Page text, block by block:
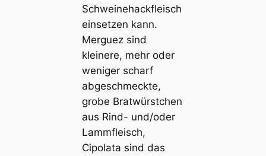
Schweinehackfleisch
einsetzen kann.
Merguez sind
kleinere, mehr oder
weniger scharf
abgeschmeckte,
grobe Bratwürstchen
aus Rind- und/oder
Lammfleisch,
Cipolata sind das